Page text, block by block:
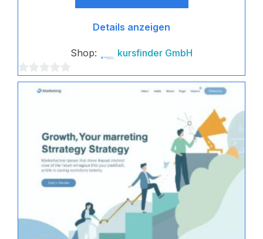
Details anzeigen
Shop: kursfinder GmbH
0